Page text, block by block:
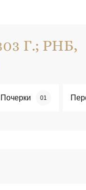
Г.; РНБ,
Почерки 01